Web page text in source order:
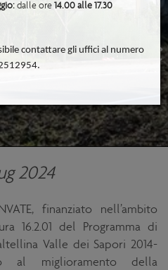
dalle ore 14.00 alle 17.30
contattare gli uffici al numero
PER LA
CON NUOVE
-
2024
finanziato nell’ambito
16.2.01 del Programma di
Valle dei Sapori 2014-
al miglioramento della